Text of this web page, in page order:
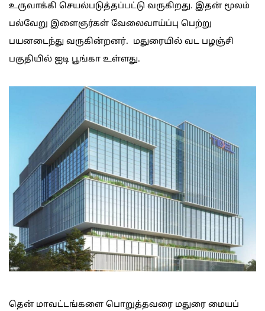
உருவாக்கி செயல்படுத்தப்பட்டு வருகிறது. இதன் மூலம்
பல்வேறு இளைஞர்கள் வேலைவாய்ப்பு பெற்று
பயனடைந்து வருகின்றனர். மதுரையில் வட பழஞ்சி
பகுதியில் ஐடி பூங்கா உள்ளது.
தென் மாவட்டங்களை பொறுத்தவரை மதுரை மையப்